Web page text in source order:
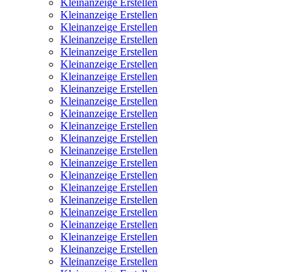
Kleinanzeige Erstellen
Kleinanzeige Erstellen
Kleinanzeige Erstellen
Kleinanzeige Erstellen
Kleinanzeige Erstellen
Kleinanzeige Erstellen
Kleinanzeige Erstellen
Kleinanzeige Erstellen
Kleinanzeige Erstellen
Kleinanzeige Erstellen
Kleinanzeige Erstellen
Kleinanzeige Erstellen
Kleinanzeige Erstellen
Kleinanzeige Erstellen
Kleinanzeige Erstellen
Kleinanzeige Erstellen
Kleinanzeige Erstellen
Kleinanzeige Erstellen
Kleinanzeige Erstellen
Kleinanzeige Erstellen
Kleinanzeige Erstellen